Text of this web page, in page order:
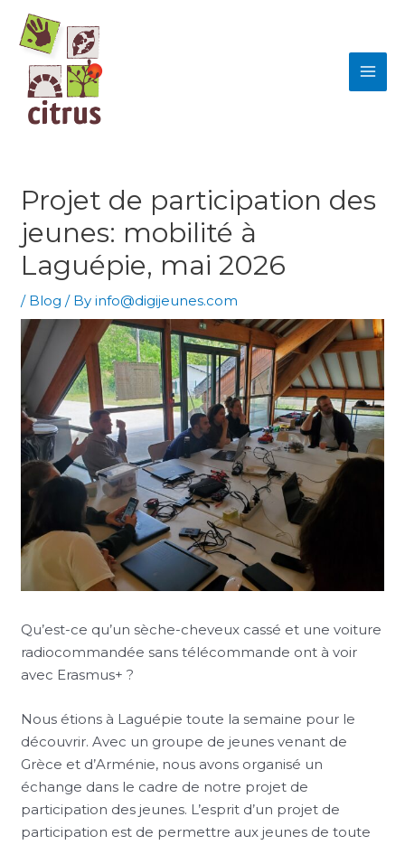
content
Projet de participation des
jeunes: mobilité à
Laguépie, mai 2026
/ Blog / Byinfo@digijeunes.com
Qu’est-ce qu’un sèche-cheveux cassé et une voiture
radiocommandée sans télécommande ont à voir
avec Erasmus+ ?
Nous étions à Laguépie toute la semaine pour le
découvrir. Avec un groupe de jeunes venant de
Grèce et d’Arménie, nous avons organisé un
échange dans le cadre de notre projet de
participation des jeunes. L’esprit d’un projet de
participation est de permettre aux jeunes de toute